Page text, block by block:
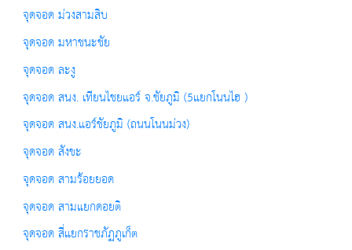
จุดจอด ม่วงสามสิบ
จุดจอด มหาชนะชัย
จุดจอด ละงู
จุดจอด สนง. เทียนไชยแอร์ จ.ชัยภูมิ (5แยกโนนไฮ )
จุดจอด สนง.แอร์ชัยภูมิ (ถนนโนนม่วง)
จุดจอด สังขะ
จุดจอด สามร้อยยอด
จุดจอด สามแยกดอยติ
จุดจอด สี่แยกราชภัฏภูเก็ต